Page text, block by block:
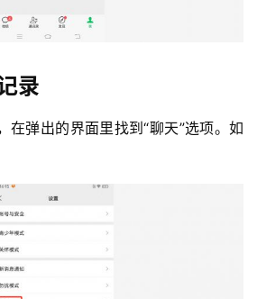
录
在弹出的界面里找到“聊天”选项。如